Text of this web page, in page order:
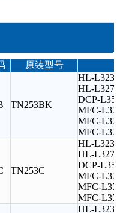
原装型号
TN253BK
HL-
HL-
DCP-
MFC-
MFC-
MFC-
TN253C
HL-
HL-
DCP-
MFC-
MFC-
MFC-
HL-